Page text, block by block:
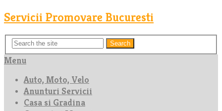
Servicii Promovare Bucuresti
Search
Menu
Auto, Moto, Velo
Anunturi Servicii
Casa si Gradina